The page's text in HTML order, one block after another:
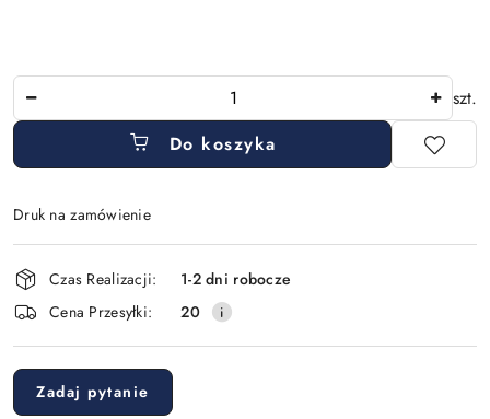
szt.
Do koszyka
Druk na zamówienie
Dostępność
i
dostawa
Czas Realizacji:
1-2 dni robocze
Cena Przesyłki:
20
Zadaj pytanie